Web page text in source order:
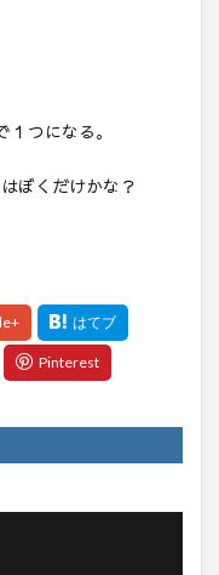
つになる。
ぼくだけかな？